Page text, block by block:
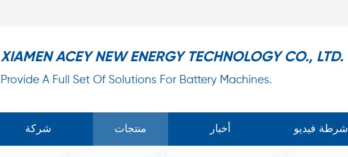
XIAMEN ACEY NEW ENERGY TECHNOLOGY CO., LTD.
Provide A Full Set Of Solutions For Battery Machines.
شركة منتجات أخبار أشرطة فيديو